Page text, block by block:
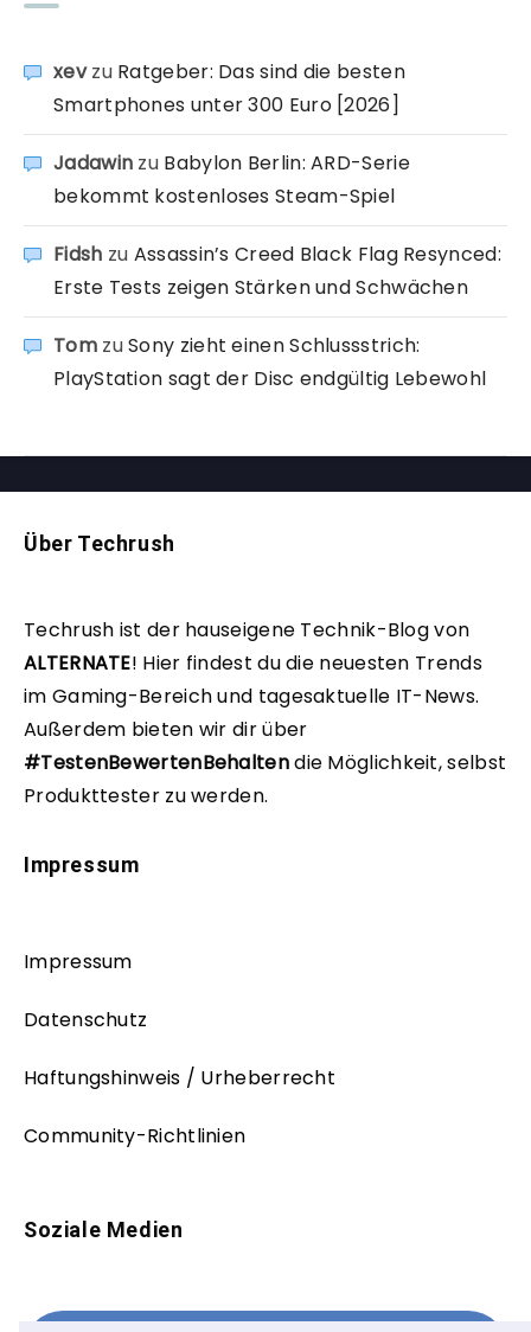
xevzu Ratgeber: Das sind die besten
Smartphones unter 300 Euro [2026]
Jadawin zu Babylon Berlin: ARD-Serie
bekommt kostenloses Steam-Spiel
Fidsh zu Assassin’s Creed Black Flag Resynced:
Erste Tests zeigen Stärken und Schwächen
TomzuSony zieht einen Schlussstrich:
PlayStation sagt der Disc endgültig Lebewohl
Über Techrush
Techrush ist der hauseigene Technik-Blog von
ALTERNATE! Hier findest du die neuesten Trends
im Gaming-Bereich und tagesaktuelle IT-News.
Außerdem bieten wir dir über
#TestenBewertenBehaltendie Möglichkeit, selbst
Produkttester zu werden.
Impressum
Impressum
Datenschutz
Haftungshinweis / Urheberrecht
Community-Richtlinien
Soziale Medien